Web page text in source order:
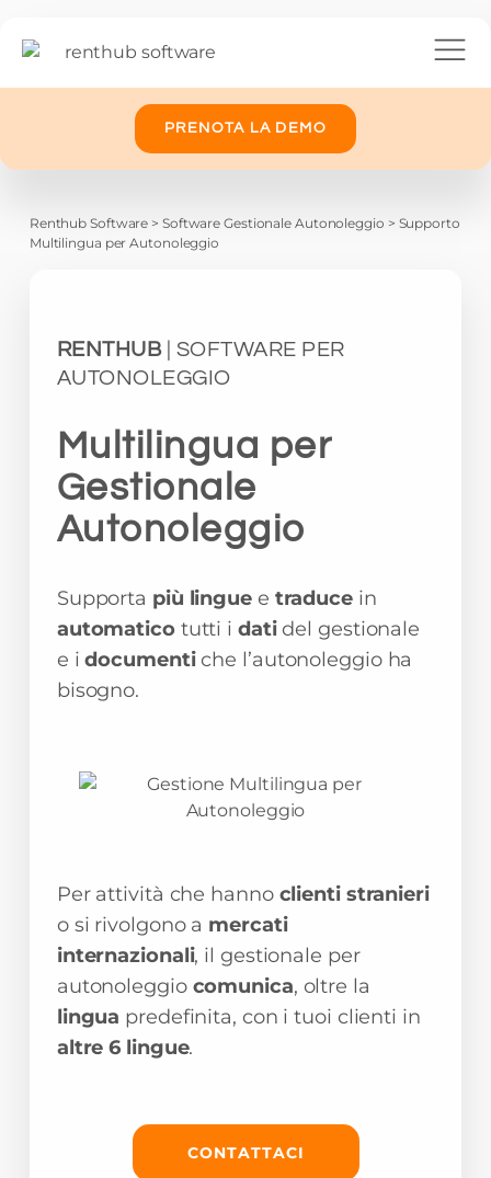
PRENOTA LA DEMO
Renthub Software > Software Gestionale Autonoleggio > Supporto
Multilingua per Autonoleggio
RENTHUB| SOFTWARE PER
AUTONOLEGGIO
Multilingua per
Gestionale
Autonoleggio
Supporta più linguee traduce in
automaticotutti i datidel gestionale
e idocumentiche l’autonoleggio ha
bisogno.
Per attività che hanno clienti stranieri
o si rivolgono a mercati
internazionali, il gestionale per
autonoleggio comunica, oltre la
lingua predefinita, con i tuoi clienti in
altre 6 lingue.
CONTATTACI